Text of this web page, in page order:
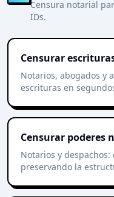
Censura notarial
IDs.
Censurar
Notarios, abogados y
escrituras en
Censurar poderes
Notarios y
preservando la